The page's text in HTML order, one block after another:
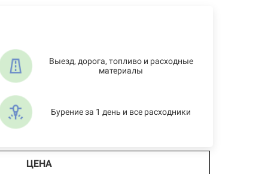
Выезд, дорога, топливо и расходные
материалы
Бурение за 1 день и все расходники
ЦЕНА